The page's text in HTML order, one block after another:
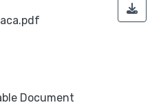
Document